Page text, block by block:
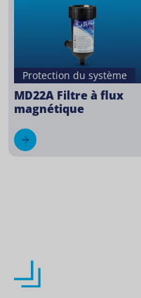
Protection du système
MD22A Filtre à flux
magnétique